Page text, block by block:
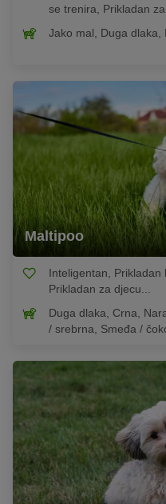
se trenira, Prikladan za
Jako mal, Duga dlaka,
Maltipoo
Inteligentan, Prikladan
Prikladan za djecu...
Duga dlaka, Crna,
/ srebrna, Smeđa /